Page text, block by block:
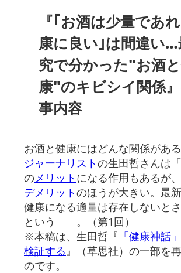
『｢お酒は少量であ
康に良い｣は間違い
究で分かった"お酒
康"のキビシイ関係
事内容
お酒と健康にはどんな関係があ
ジャーナリストの生田哲さんは
のメリット になる作用もあるが
デメリットのほうが大きい。最
健康になる適量は存在しないとさ
という――。（第1回）
※本稿は、生田哲『 「健康神話
検証する 』（草思社）の一部を
のです。